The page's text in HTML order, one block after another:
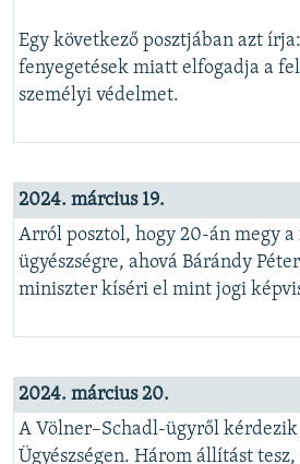
Egy következő posztjában azt
fenyegetések miatt elfogadja a
személyi védelmet.
2024. március 19.
Arról posztol, hogy 20-án megy a
ügyészségre, ahová Bárándy
miniszter kíséri el mint jogi
2024. március 20.
A Völner–Schadl-ügyről kérdezik
Ügyészségen. Három állítást